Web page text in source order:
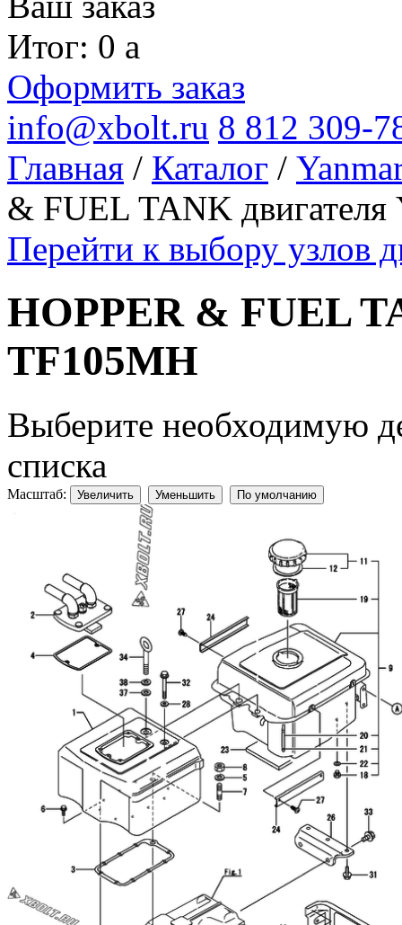
Итог: 0 a
Оформить заказ
info@xbolt.ru 8 812 309-
Главная / Каталог /
& FUEL TANK
Перейти к выбору узлов
HOPPER & FUEL
TF105MH
Выберите необходимую
списка
Масштаб: Увеличить Уменьшить По умолчанию